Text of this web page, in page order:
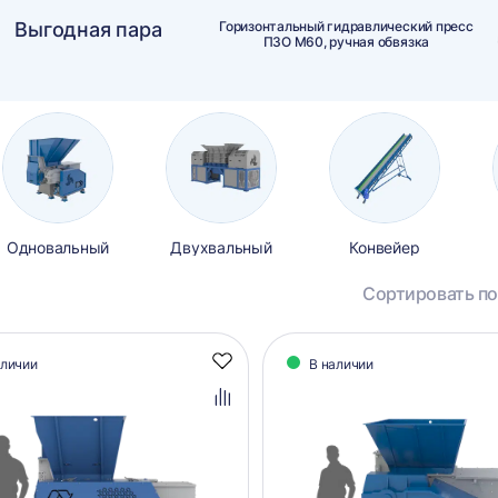
Выгодная пара
Горизонтальный гидравлический пресс
ПЗО М60, ручная обвязка
Одновальный Двухвальный Конвейер
Сортировать
Добавить
Добавить
В наличии